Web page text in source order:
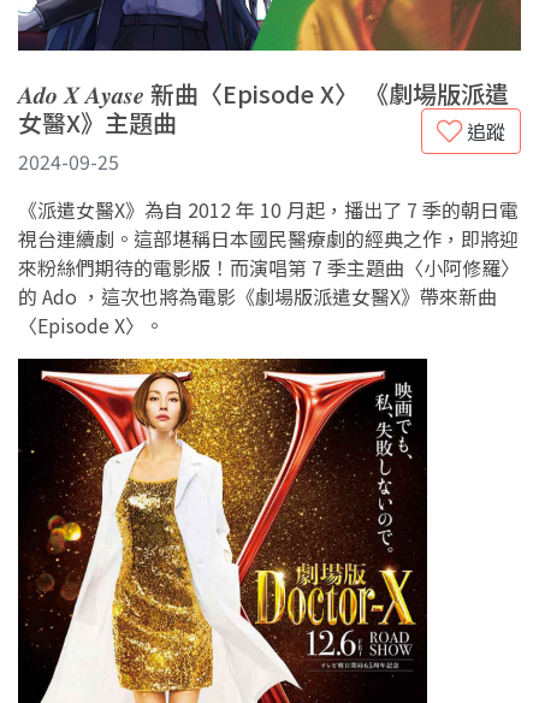
𝑨𝒅𝒐 𝑿 𝑨𝒚𝒂𝒔𝒆 新曲〈Episode X〉 《劇場版派遣
女醫X》主題曲
追蹤
2024-09-25
《派遣女醫X》為自 2012 年 10 月起，播出了 7 季的朝日電
視台連續劇。這部堪稱日本國民醫療劇的經典之作，即將迎
來粉絲們期待的電影版！而演唱第 7 季主題曲〈小阿修羅〉
的 Ado ，這次也將為電影《劇場版派遣女醫X》帶來新曲
〈Episode X〉。